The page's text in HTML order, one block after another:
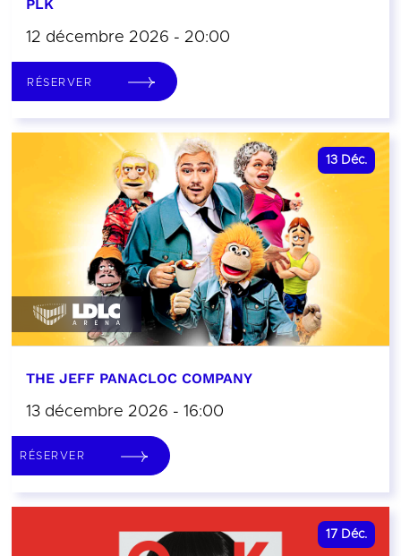
PLK
12 décembre 2026 - 20:00
RÉSERVER
13 Déc.
THE JEFF PANACLOC COMPANY
13 décembre 2026 - 16:00
RÉSERVER
17 Déc.